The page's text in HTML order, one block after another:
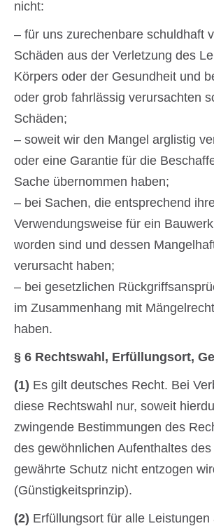
nicht:
– für uns zurechenbare schuldhaft
Schäden aus der Verletzung des
Körpers oder der Gesundheit und
oder grob fahrlässig verursachten
Schäden;
– soweit wir den Mangel arglistig
oder eine Garantie für die
Sache übernommen haben;
– bei Sachen, die entsprechend
Verwendungsweise für ein
worden sind und dessen
verursacht haben;
– bei gesetzlichen
im Zusammenhang mit
haben.
§ 6 Rechtswahl, Erfüllungsort,
(1) Es gilt deutsches Recht. Bei
diese Rechtswahl nur, soweit
zwingende Bestimmungen des
des gewöhnlichen Aufenthaltes
gewährte Schutz nicht entzogen
(Günstigkeitsprinzip).
(2) Erfüllungsort für alle Leistungen